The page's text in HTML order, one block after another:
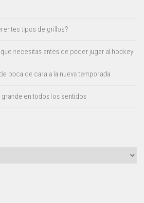
tipos de grillos?
necesitas antes de poder jugar al hockey
boca de cara a la nueva temporada
grande en todos los sentidos